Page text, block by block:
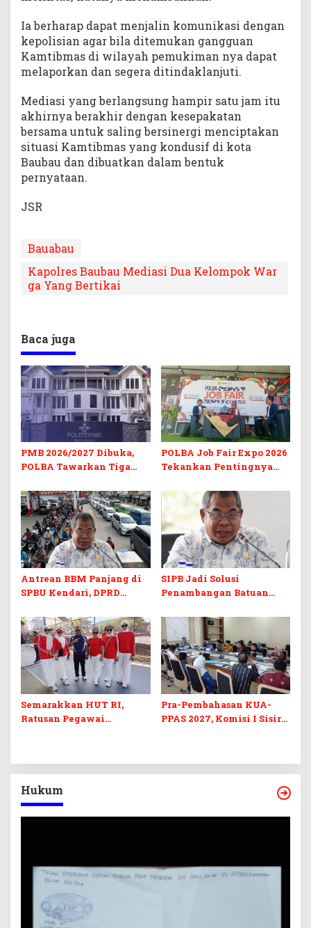
Ia berharap dapat menjalin komunikasi dengan
kepolisian agar bila ditemukan gangguan
Kamtibmas di wilayah pemukiman nya dapat
melaporkan dan segera ditindaklanjuti.
Mediasi yang berlangsung hampir satu jam itu
akhirnya berakhir dengan kesepakatan
bersama untuk saling bersinergi menciptakan
situasi Kamtibmas yang kondusif di kota
Baubau dan dibuatkan dalam bentuk
pernyataan.
JSR
Bauabau
Kapolres Baubau Mediasi Dua Kelompok War
ga Yang Bertikai
Baca juga
PMB 2026/2027 Dibuka,
POLBA Tawarkan Tiga
Kuliah Gratis
POLBA Job Fair Expo 2026
Tekankan Pentingnya
Digital
Antrean BBM Panjang di
SPBU Kendari, DPRD
Barcode Curang
SIPB Jadi Solusi
Penambangan Batuan
di Sultra
Semarakkan HUT RI,
Ratusan Pegawai
Pra-Pembahasan KUA-
PPAS 2027, Komisi I Sisir
Hukum